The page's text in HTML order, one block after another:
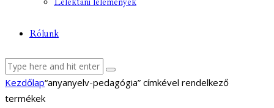
Rólunk
facebook-
1
youtube-
1
email
Kezdőlap“anyanyelv-pedagógia” címkével rendelkező
termékek